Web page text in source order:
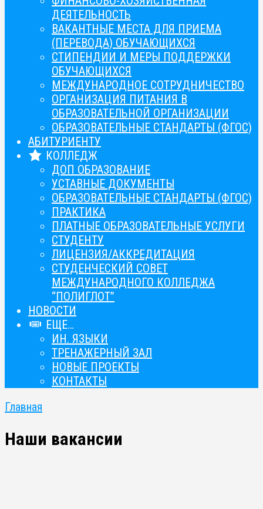
ДЕЯТЕЛЬНОСТЬ
ВАКАНТНЫЕ МЕСТА ДЛЯ ПРИЕМА
(ПЕРЕВОДА) ОБУЧАЮЩИХСЯ
СТИПЕНДИИ И МЕРЫ ПОДДЕРЖКИ
ОБУЧАЮЩИХСЯ
МЕЖДУНАРОДНОЕ СОТРУДНИЧЕСТВО
ОРГАНИЗАЦИЯ ПИТАНИЯ В
ОБРАЗОВАТЕЛЬНОЙ ОРГАНИЗАЦИИ
ОБРАЗОВАТЕЛЬНЫЕ СТАНДАРТЫ (ФГОС)
АБИТУРИЕНТУ
КОЛЛЕДЖ
ДОП ОБРАЗОВАНИЕ
УСТАВНЫЕ ДОКУМЕНТЫ
ОБРАЗОВАТЕЛЬНЫЕ СТАНДАРТЫ (ФГОС)
ПРАКТИКА
ПЛАТНЫЕ ОБРАЗОВАТЕЛЬНЫЕ УСЛУГИ
СТУДЕНТУ
ЛИЦЕНЗИЯ/АККРЕДИТАЦИЯ
СТУДЕНЧЕСКИЙ СОВЕТ
МЕЖДУНАРОДНОГО КОЛЛЕДЖА
“ПОЛИГЛОТ”
НОВОСТИ
ЕЩЕ…
ИН. ЯЗЫКИ
ТРЕНАЖЕРНЫЙ ЗАЛ
НОВЫЕ ПРОЕКТЫ
КОНТАКТЫ
Главная
Наши вакансии